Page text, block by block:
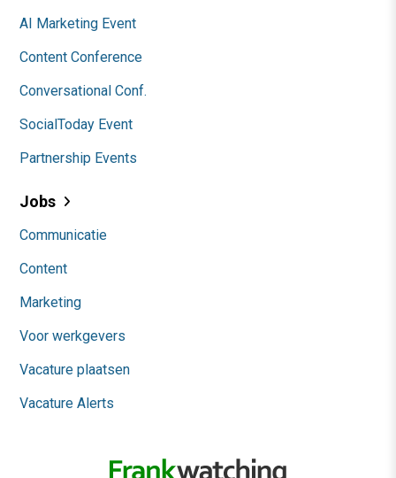
AI Marketing Event
Content Conference
Conversational Conf.
SocialToday Event
Partnership Events
Jobs
Communicatie
Content
Marketing
Voor werkgevers
Vacature plaatsen
Vacature Alerts